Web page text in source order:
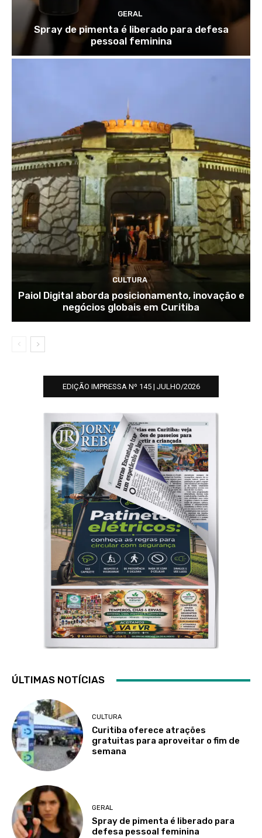
GERAL
Spray de pimenta é liberado para defesa
pessoal feminina
CULTURA
Paiol Digital aborda posicionamento, inovação e
negócios globais em Curitiba
EDIÇÃO IMPRESSA Nº 145 | JULHO/2026
ÚLTIMAS NOTÍCIAS
CULTURA
Curitiba oferece atrações
gratuitas para aproveitar o fim de
semana
GERAL
Spray de pimenta é liberado para
defesa pessoal feminina